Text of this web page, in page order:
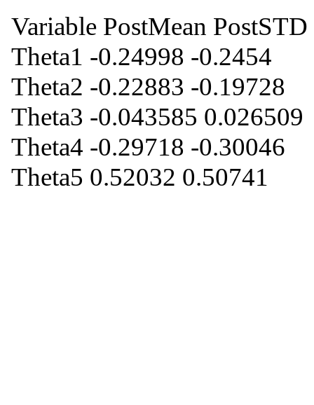
Variable PostMean PostSTD
Theta1 -0.24998 -0.2454
Theta2 -0.22883 -0.19728
Theta3 -0.043585 0.026509
Theta4 -0.29718 -0.30046
Theta5 0.52032 0.50741